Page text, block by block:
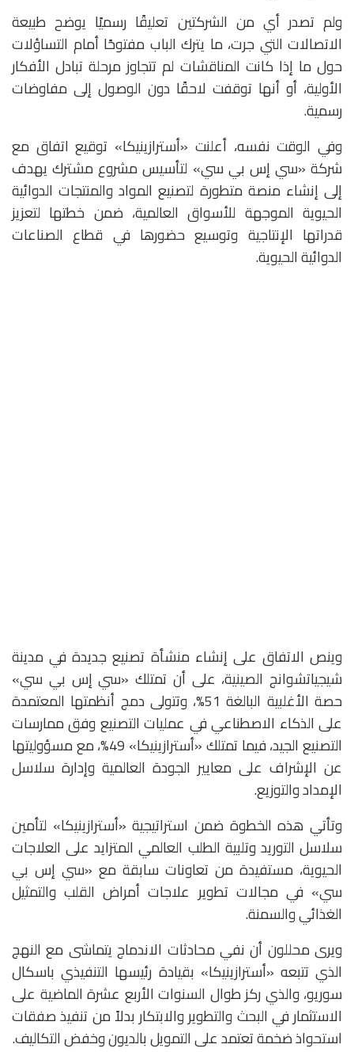
ولم تصدر أي من الشركتين تعليقًا رسميًا يوضح طبيعة
الاتصالات التي جرت، ما يترك الباب مفتوحًا أمام التساؤلات
حول ما إذا كانت المناقشات لم تتجاوز مرحلة تبادل الأفكار
الأولية، أو أنها توقفت لاحقًا دون الوصول إلى مفاوضات
رسمية.
وفي الوقت نفسه، أعلنت «أسترازينيكا» توقيع اتفاق مع
شركة «سي إس بي سي» لتأسيس مشروع مشترك يهدف
إلى إنشاء منصة متطورة لتصنيع المواد والمنتجات الدوائية
الحيوية الموجهة للأسواق العالمية، ضمن خطتها لتعزيز
قدراتها الإنتاجية وتوسيع حضورها في قطاع الصناعات
الدوائية الحيوية.
وينص الاتفاق على إنشاء منشأة تصنيع جديدة في مدينة
شيجياتشوانج الصينية، على أن تمتلك «سي إس بي سي»
حصة الأغلبية البالغة 51%، وتتولى دمج أنظمتها المعتمدة
على الذكاء الاصطناعي في عمليات التصنيع وفق ممارسات
التصنيع الجيد، فيما تمتلك «أسترازينيكا» 49%، مع مسؤوليتها
عن الإشراف على معايير الجودة العالمية وإدارة سلاسل
الإمداد والتوزيع.
وتأتي هذه الخطوة ضمن استراتيجية «أسترازينيكا» لتأمين
سلاسل التوريد وتلبية الطلب العالمي المتزايد على العلاجات
الحيوية، مستفيدة من تعاونات سابقة مع «سي إس بي
سي» في مجالات تطوير علاجات أمراض القلب والتمثيل
الغذائي والسمنة.
ويرى محللون أن نفي محادثات الاندماج يتماشى مع النهج
الذي تتبعه «أسترازينيكا» بقيادة رئيسها التنفيذي باسكال
سوريو، والذي ركز طوال السنوات الأربع عشرة الماضية على
الاستثمار في البحث والتطوير والابتكار بدلاً من تنفيذ صفقات
استحواذ ضخمة تعتمد على التمويل بالديون وخفض التكاليف.